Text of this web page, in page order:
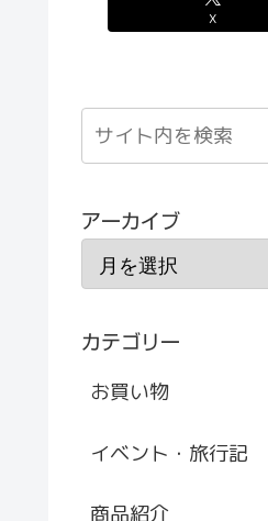
X
アーカイブ
カテゴリー
お買い物
イベント・旅行記
商品紹介